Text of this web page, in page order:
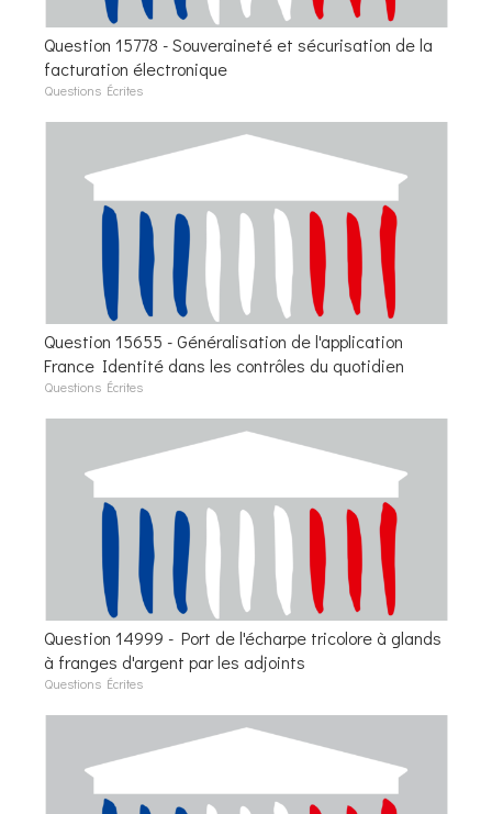
Question 15778 - Souveraineté et sécurisation de la
facturation électronique
Questions Écrites
Question 15655 - Généralisation de l'application
France Identité dans les contrôles du quotidien
Questions Écrites
Question 14999 - Port de l'écharpe tricolore à glands
à franges d'argent par les adjoints
Questions Écrites